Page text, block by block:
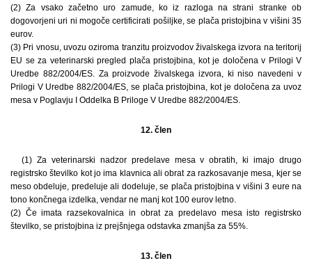
(2) Za vsako začetno uro zamude, ko iz razloga na strani stranke ob
dogovorjeni uri ni mogoče certificirati pošiljke, se plača pristojbina v višini 35
eurov.
(3) Pri vnosu, uvozu oziroma tranzitu proizvodov živalskega izvora na teritorij
EU se za veterinarski pregled plača pristojbina, kot je določena v Prilogi V
Uredbe 882/2004/ES. Za proizvode živalskega izvora, ki niso navedeni v
Prilogi V Uredbe 882/2004/ES, se plača pristojbina, kot je določena za uvoz
mesa v Poglavju I Oddelka B Priloge V Uredbe 882/2004/ES.
12. člen
(1) Za veterinarski nadzor predelave mesa v obratih, ki imajo drugo
registrsko številko kot jo ima klavnica ali obrat za razkosavanje mesa, kjer se
meso obdeluje, predeluje ali dodeluje, se plača pristojbina v višini 3 eure na
tono končnega izdelka, vendar ne manj kot 100 eurov letno.
(2) Če imata razsekovalnica in obrat za predelavo mesa isto registrsko
številko, se pristojbina iz prejšnjega odstavka zmanjša za 55%.
13. člen